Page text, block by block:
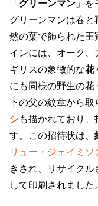
「 グリーンマン 」
グリーンマンは春と
然の葉で飾られた王
インには、オーク、
ギリスの象徴的な花
にも同様の野生の
下の父の紋章から取
シも描かれており
す。この招待状は、
リュー・ジェイミソ
きされ、リサイク
して印刷されました